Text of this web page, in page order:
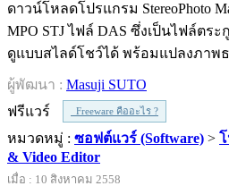
ดาวน์โหลดโปรแกรม StereoPhoto
MPO STJ ไฟล์ DAS ซึ่งเป็นไฟล์ตร
ดูแบบสไลด์โชว์ได้ พร้อมแปลงภาพ
ผู้พัฒนา : Masuji SUTO
ฟรีแวร์
Freeware คืออะไร ?
หมวดหมู่ : ซอฟต์แวร์ (Software) >
& Video Editor
เมื่อ : 10 สิงหาคม 2558